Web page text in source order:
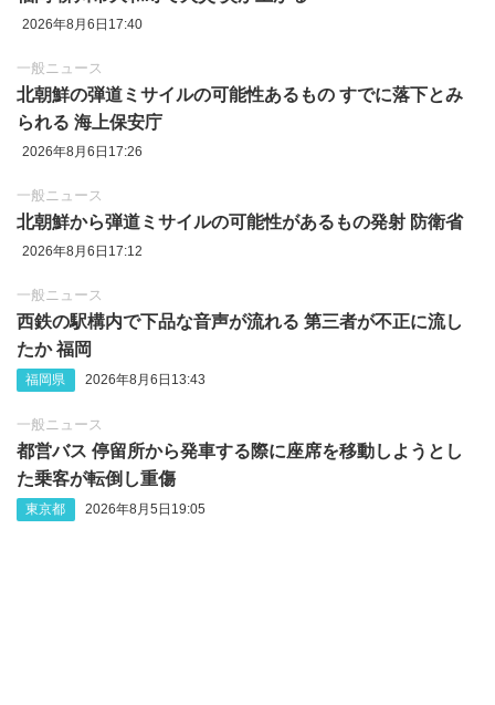
2026年8月6日17:40
一般ニュース
北朝鮮の弾道ミサイルの可能性あるもの すでに落下とみ
られる 海上保安庁
2026年8月6日17:26
一般ニュース
北朝鮮から弾道ミサイルの可能性があるもの発射 防衛省
2026年8月6日17:12
一般ニュース
西鉄の駅構内で下品な音声が流れる 第三者が不正に流し
たか 福岡
福岡県 2026年8月6日13:43
一般ニュース
都営バス 停留所から発車する際に座席を移動しようとし
た乗客が転倒し重傷
東京都 2026年8月5日19:05